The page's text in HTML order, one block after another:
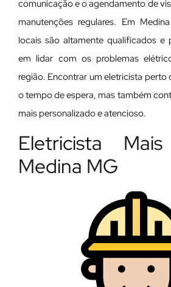
comunicação e o agendamento de
manutenções regulares. Em
locais são altamente qualificados e
em lidar com os problemas
região. Encontrar um eletricista perto
o tempo de espera, mas também
mais personalizado e atencioso.
Eletricista
Medina MG